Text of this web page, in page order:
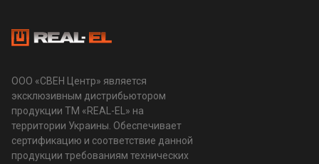
ООО «СВЕН Центр» является
эксклюзивным дистрибьютором
продукции ТМ «REAL-EL» на
территории Украины. Обеспечивает
сертификацию и соответствие данной
продукции требованиям технических